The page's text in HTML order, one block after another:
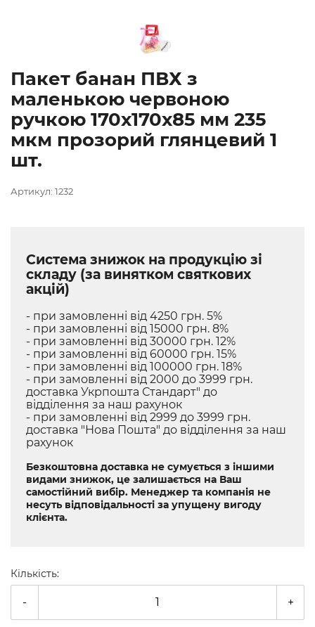
Пакет банан ПВХ з
маленькою червоною
ручкою 170х170х85 мм 235
мкм прозорий глянцевий 1
шт.
Артикул: 1232
Система знижок на продукцію зі
складу (за винятком святкових
акцій)
- при замовленні від 4250 грн. 5%
- при замовленні від 15000 грн. 8%
- при замовленні від 30000 грн. 12%
- при замовленні від 60000 грн. 15%
- при замовленні від 100000 грн. 18%
- при замовленні від 2000 до 3999 грн.
доставка Укрпошта Стандарт" до
відділення за наш рахунок
- при замовленні від 2999 до 3999 грн.
доставка "Нова Пошта" до відділення за наш
рахунок
Безкоштовна доставка не сумується з іншими
видами знижок, це залишається на Ваш
самостійний вибір. Менеджер та компанія не
несуть відповідальності за упущену вигоду
клієнта.
Кількість:
- +